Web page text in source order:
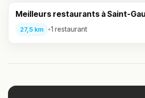
Meilleurs restaurants à Saint-
27,5 km •1 restaurant